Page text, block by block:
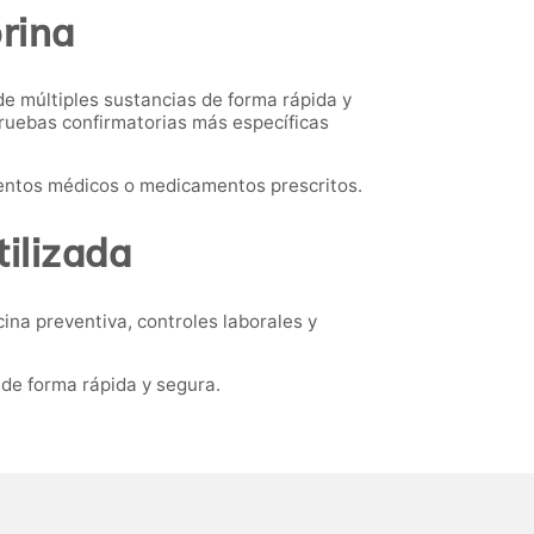
múltiples sustancias de forma rápida y
confirmatorias más específicas
médicos o medicamentos prescritos.
preventiva, controles laborales y
forma rápida y segura.